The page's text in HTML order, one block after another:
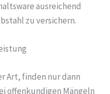
ausreichend
zu versichern.
Art, finden nur dann
offenkundigen Mängeln